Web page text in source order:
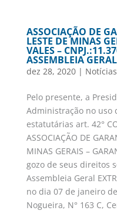
ASSOCIAÇÃO DE
LESTE DE MINAS
VALES –
ASSEMBLEIA
dez 28, 2020| Notícias
Pelo presente, a
Administração no uso
estatutárias art. 42°
ASSOCIAÇÃO DE
MINAS GERAIS –
gozo de seus direitos
Assembleia Geral
no dia 07 de janeiro
Nogueira, N° 163 C,